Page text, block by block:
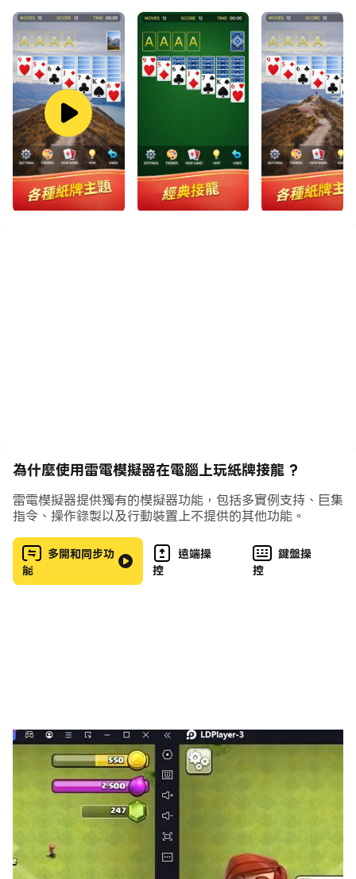
而文件互傳功能讓分享圖像、影片和文件也變得非常容易。
下載紙牌接龍並在PC上運行。享受PC端的大螢幕和高畫質
畫質吧!
經典接龍是世界上很流行的紙牌遊戲，在很長的一段時間裡
受到了很多人的喜愛。以前，人們在PC上玩接龍，但是現
在您可以在手機，平板電腦和PC上玩紙牌遊戲。
接龍可以使您思考並幫助您變得聰明。這既有趣又放鬆，但
也很有挑戰性。我們有很多功能可幫助入門玩家學習和獲
何更好地發揮。
*發1或3張牌：如果您感覺遊戲簡單，可以嘗試發3張。
*提示和撤消：這些可以幫助入門玩家學習並贏得牌局。
不用猶豫。來玩接龍，解開牌局並享受遊戲。此外，我們非
常重視您的反饋意見。隨時向我們提出建議。當然，喜歡並
為什麼使用雷電模擬器在電腦上玩紙牌接龍 ?
雷電模擬器提供獨有的模擬器功能，包括多實例支持、巨集
指令、操作錄製以及行動裝置上不提供的其他功能。
多開和同步功
能
遠端操
控
鍵盤操
控